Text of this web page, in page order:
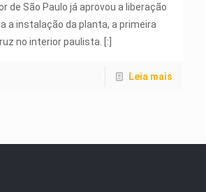
de São Paulo já aprovou a liberação
a instalação da planta, a primeira
no interior paulista. [:]
Leia mais